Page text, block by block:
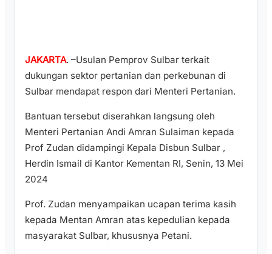
JAKARTA. –Usulan Pemprov Sulbar terkait
dukungan sektor pertanian dan perkebunan di
Sulbar mendapat respon dari Menteri Pertanian.
Bantuan tersebut diserahkan langsung oleh
Menteri Pertanian Andi Amran Sulaiman kepada
Prof Zudan didampingi Kepala Disbun Sulbar ,
Herdin Ismail di Kantor Kementan RI, Senin, 13 Mei
2024
Prof. Zudan menyampaikan ucapan terima kasih
kepada Mentan Amran atas kepedulian kepada
masyarakat Sulbar, khususnya Petani.